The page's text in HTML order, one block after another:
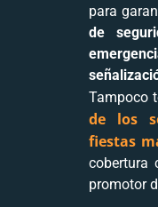
para
de
Tampoco
de los
fiestas
cobertura
promotor